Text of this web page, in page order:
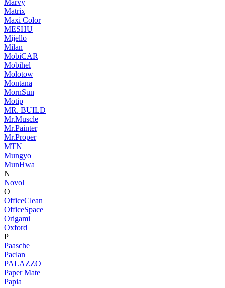
Marvy
Matrix
Maxi Color
MESHU
Mijello
Milan
MobiCAR
Mobihel
Molotow
Montana
MornSun
Motip
MR. BUILD
Mr.Muscle
Mr.Painter
Mr.Proper
MTN
Mungyo
MunHwa
N
Novol
O
OfficeClean
OfficeSpace
Origami
Oxford
P
Paasche
Paclan
PALAZZO
Paper Mate
Papia